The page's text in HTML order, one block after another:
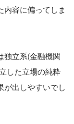
内容に偏ってしま
独立系(金融機関
した立場の純粋
が出しやすいでし